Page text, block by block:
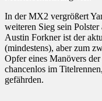
In der MX2 vergrößert
weiteren Sieg sein
Austin Forkner ist der
(mindestens), aber zum
Opfer eines Manövers
chancenlos im
gefährden.